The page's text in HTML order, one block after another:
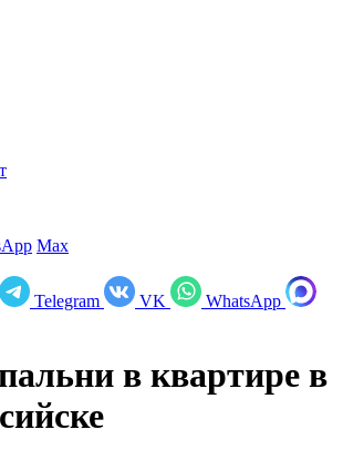
Max
Telegram VK
WhatsApp
в квартире в